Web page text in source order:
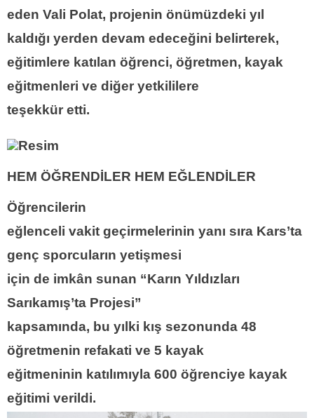
eden Vali Polat, projenin önümüzdeki yıl
kaldığı yerden devam edeceğini belirterek,
eğitimlere katılan öğrenci, öğretmen, kayak
eğitmenleri ve diğer yetkililere
teşekkür etti.
HEM ÖĞRENDİLER HEM EĞLENDİLER
Öğrencilerin
eğlenceli vakit geçirmelerinin yanı sıra Kars’ta
genç sporcuların yetişmesi
için de imkân sunan “Karın Yıldızları
Sarıkamış’ta Projesi”
kapsamında, bu yılki kış sezonunda 48
öğretmenin refakati ve 5 kayak
eğitmeninin katılımıyla 600 öğrenciye kayak
eğitimi verildi.